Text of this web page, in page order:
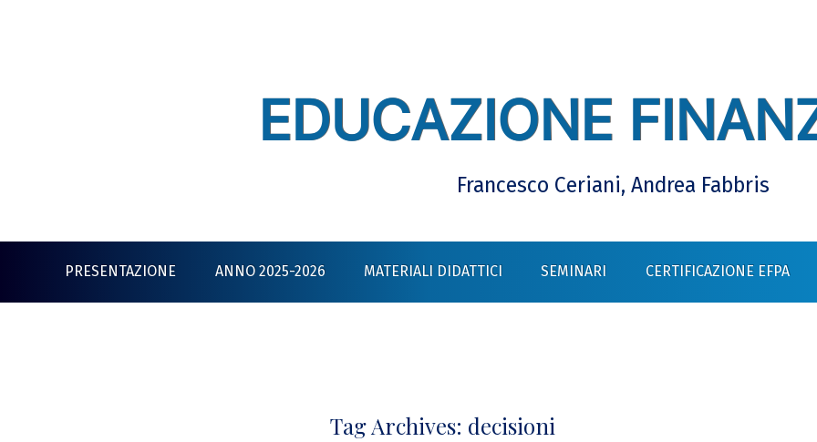
EDUCAZIONE
Francesco Ceriani, Andrea Fabbris
PRESENTAZIONE ANNO 2025-2026 MATERIALI DIDATTICI SEMINARI CERTIFICAZIONE EFPA
Tag Archives: decisioni